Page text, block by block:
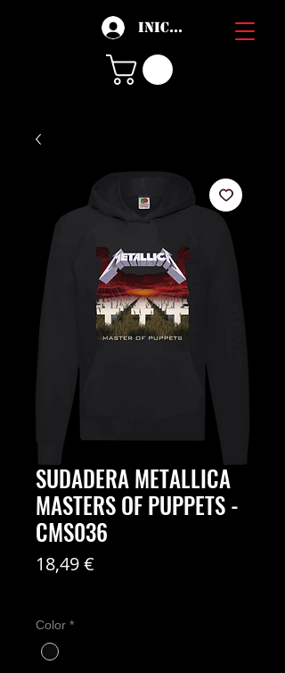
Iniciar sesión
SUDADERA METALLICA
MASTERS OF PUPPETS -
CMS036
18,49 €
Color *